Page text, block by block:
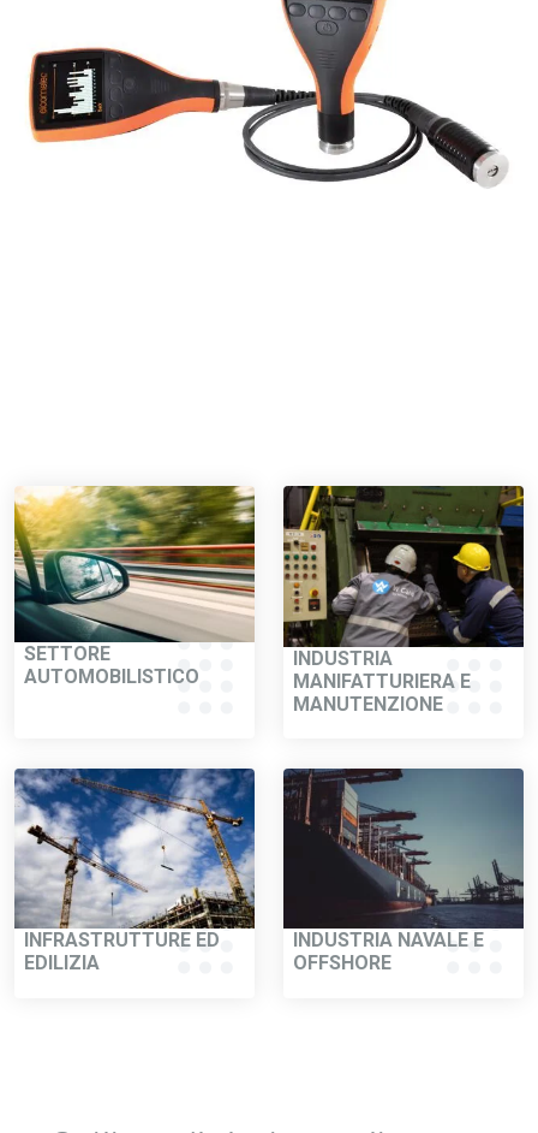
SETTORE
AUTOMOBILISTICO
INDUSTRIA
MANIFATTURIERA E
MANUTENZIONE
INFRASTRUTTURE ED
EDILIZIA
INDUSTRIA NAVALE E
OFFSHORE